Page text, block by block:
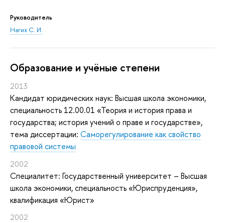
Руководитель
Нагих С. И.
Oбразование и учёные степени
2013
Кандидат юридических наук: Высшая школа экономики,
специальность 12.00.01 «Теория и история права и
государства; история учений о праве и государстве»,
тема диссертации: Саморегулирование как свойство
правовой системы
2002
Специалитет: Государственный университет – Высшая
школа экономики, специальность «Юриспруденция»,
квалификация «Юрист»
2002